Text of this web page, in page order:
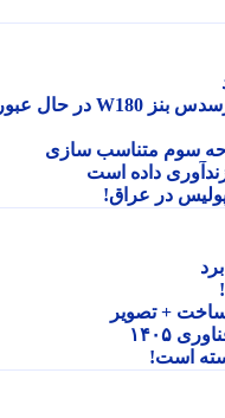
عکس| سفر به گذشته؛ یک تاکسی مرسدس بنز W180 در حال عبور
سوم متناسب سازی
در عراق!
+ تصویر
است!